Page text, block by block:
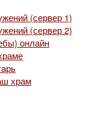
(сервер 1)
(сервер 2)
онлайн
храм